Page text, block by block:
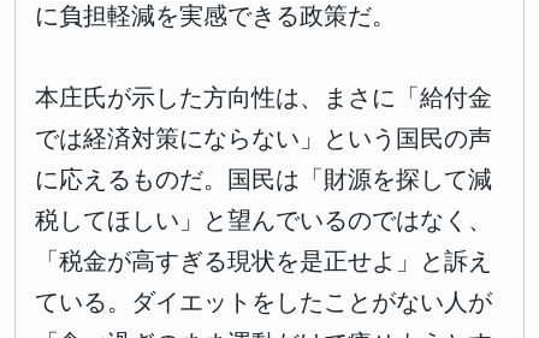
に負担軽減を実感できる政策だ。
本庄氏が示した方向性は、まさに「給付金
では経済対策にならない」という国民の声
に応えるものだ。国民は「財源を探して減
税してほしい」と望んでいるのではなく、
「税金が高すぎる現状を是正せよ」と訴え
ている。ダイエットをしたことがない人が